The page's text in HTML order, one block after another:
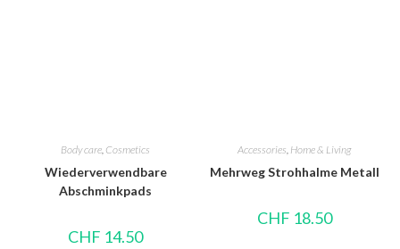
Body care, Cosmetics
Wiederverwendbare
Abschminkpads
CHF 14.50
Accessories, Home & Living
Mehrweg Strohhalme Metall
CHF 18.50